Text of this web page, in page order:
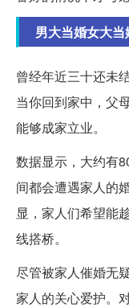
男大当婚女大
曾经年近三十还未
当你回到家中，父
能够成家立业。
数据显示，大约有
间都会遭遇家人的
显，家人们希望能
线搭桥。
尽管被家人催婚无
家人的关心爱护。